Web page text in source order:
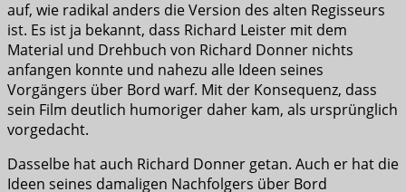
auf, wie radikal anders die Version des alten Regisseurs
ist. Es ist ja bekannt, dass Richard Leister mit dem
Material und Drehbuch von Richard Donner nichts
anfangen konnte und nahezu alle Ideen seines
Vorgängers über Bord warf. Mit der Konsequenz, dass
sein Film deutlich humoriger daher kam, als ursprünglich
vorgedacht.
Dasselbe hat auch Richard Donner getan. Auch er hat die
Ideen seines damaligen Nachfolgers über Bord